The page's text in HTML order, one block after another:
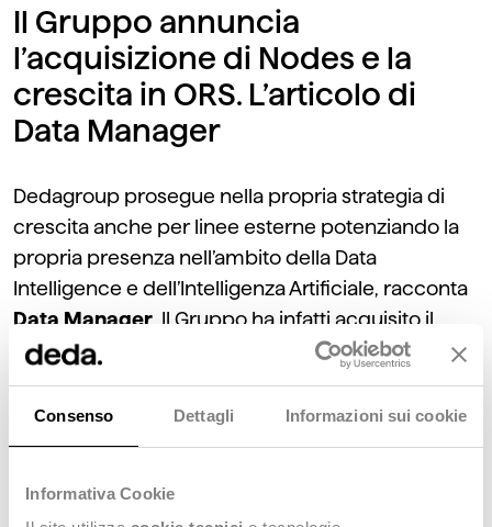
Consenso Dettagli Informazioni sui cookie
Informativa Cookie
Il Gruppo annuncia
l’acquisizione di Nodes e la
crescita in ORS. L’articolo di
Data Manager
Dedagroup prosegue nella propria strategia di
crescita anche per linee esterne potenziando la
propria presenza nell’ambito della Data
Intelligence e dell’Intelligenza Artificiale, racconta
Data Manager . Il Gruppo ha infatti acquisito il
100% di Nodes, realtà specializzata in Big Data &
Analytics, Data Quality & Governance, Data
Protection e Master Data Management. A questa
operazione si aggiunge anche il decisivo
partecipazione in ORS, che segue l’ingresso del